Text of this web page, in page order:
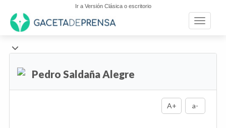
Ir a Versión Clásica o escritorio
Toggle
Pedro Saldaña Alegre
A+ a-